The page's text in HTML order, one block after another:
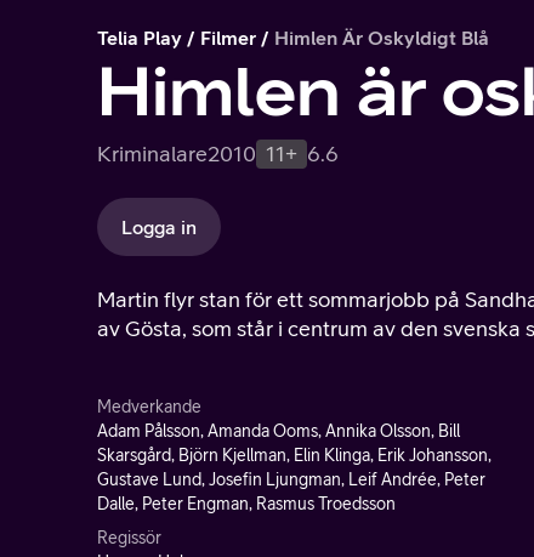
Telia Play Filmer Himlen Är Oskyldigt Blå
Himlen är
Kriminalare2010 11+ 6.6
Logga in
Martin flyr stan för ett sommarjobb på
av Gösta, som står i centrum av den
Medverkande
Adam Pålsson, Amanda Ooms, Annika Olsson, Bill
Skarsgård, Björn Kjellman, Elin Klinga, Erik Johansson,
Gustave Lund, Josefin Ljungman, Leif Andrée, Peter
Dalle, Peter Engman, Rasmus Troedsson
Regissör